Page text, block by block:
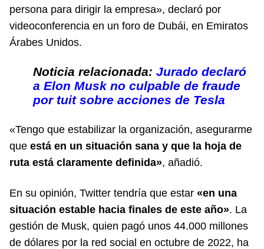
persona para dirigir la empresa», declaró por
videoconferencia en un foro de Dubái, en Emiratos
Árabes Unidos.
Noticia relacionada: Jurado declaró
a Elon Musk no culpable de fraude
por tuit sobre acciones de Tesla
«Tengo que estabilizar la organización, asegurarme
que está en un situación sana y que la hoja de
ruta está claramente definida», añadió.
En su opinión, Twitter tendría que estar «en una
situación estable hacia finales de este año». La
gestión de Musk, quien pagó unos 44.000 millones
de dólares por la red social en octubre de 2022, ha